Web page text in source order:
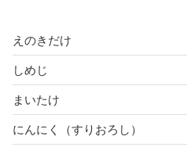
えのきだけ
しめじ
まいたけ
にんにく（すりおろし）